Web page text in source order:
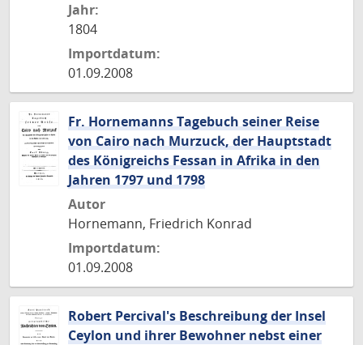
Jahr:
1804
Importdatum:
01.09.2008
Fr. Hornemanns Tagebuch seiner Reise
von Cairo nach Murzuck, der Hauptstadt
des Königreichs Fessan in Afrika in den
Jahren 1797 und 1798
Autor
Hornemann, Friedrich Konrad
Importdatum:
01.09.2008
Robert Percival's Beschreibung der Insel
Ceylon und ihrer Bewohner nebst einer